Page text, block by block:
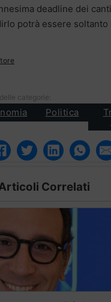
deadline dei
potrà essere soltanto
categorie:
Politica
Correlati